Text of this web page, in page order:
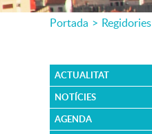
Portada > Regidories
ACTUALITAT
NOTÍCIES
AGENDA